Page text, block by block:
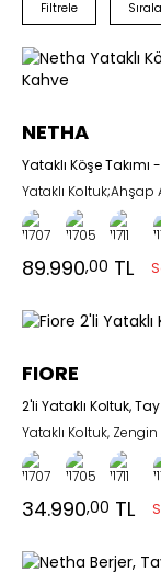
Filtrele Sırala
NETHA
Yataklı Köşe
Yataklı
89.990,00 TL
FIORE
2'li Yataklı Koltuk,
34.990,00 TL